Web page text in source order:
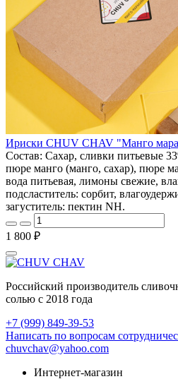
Ириски CHUV CHAV "Манго
Состав: Сахар, сливки питьевые
пюре манго (манго, сахар), пюре
вода питьевая, лимоны свежие,
подсластитель: сорбит,
загуститель: пектин NH.
1 800 ₽
Российский производитель
солью с 2018 года
+7 (999) 849-39-53
Написать по вопросам
chuvchav@yahoo.com
Интернет-магазин